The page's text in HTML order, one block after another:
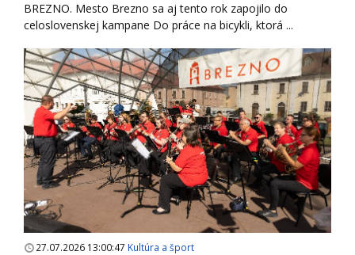
BREZNO. Mesto Brezno sa aj tento rok zapojilo do
celoslovenskej kampane Do práce na bicykli, ktorá ...
27.07.2026 13:00:47 Kultúra a šport